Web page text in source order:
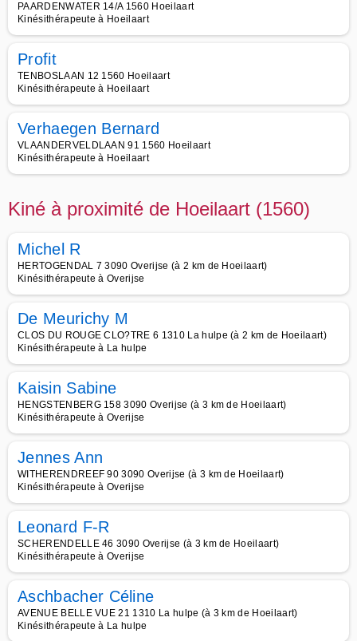
PAARDENWATER 14/A 1560 Hoeilaart
Kinésithérapeute à Hoeilaart
Profit
TENBOSLAAN 12 1560 Hoeilaart
Kinésithérapeute à Hoeilaart
Verhaegen Bernard
VLAANDERVELDLAAN 91 1560 Hoeilaart
Kinésithérapeute à Hoeilaart
Kiné à proximité de Hoeilaart (1560)
Michel R
HERTOGENDAL 7 3090 Overijse (à 2 km de Hoeilaart)
Kinésithérapeute à Overijse
De Meurichy M
CLOS DU ROUGE CLO?TRE 6 1310 La hulpe (à 2 km de Hoeilaart)
Kinésithérapeute à La hulpe
Kaisin Sabine
HENGSTENBERG 158 3090 Overijse (à 3 km de Hoeilaart)
Kinésithérapeute à Overijse
Jennes Ann
WITHERENDREEF 90 3090 Overijse (à 3 km de Hoeilaart)
Kinésithérapeute à Overijse
Leonard F-R
SCHERENDELLE 46 3090 Overijse (à 3 km de Hoeilaart)
Kinésithérapeute à Overijse
Aschbacher Céline
AVENUE BELLE VUE 21 1310 La hulpe (à 3 km de Hoeilaart)
Kinésithérapeute à La hulpe